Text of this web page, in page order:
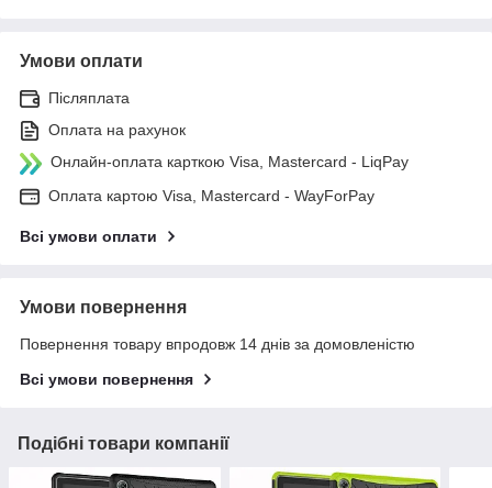
Умови оплати
Післяплата
Оплата на рахунок
Онлайн-оплата карткою Visa, Mastercard - LiqPay
Оплата картою Visa, Mastercard - WayForPay
Всі умови оплати
Умови повернення
Повернення товару впродовж 14 днів за домовленістю
Всі умови повернення
Подібні товари компанії